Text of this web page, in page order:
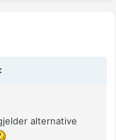
alternative